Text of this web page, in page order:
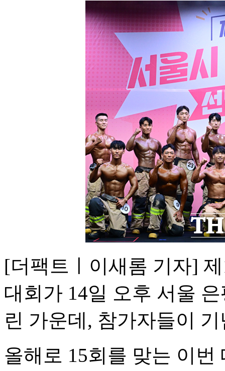
[더팩트ㅣ이새롬 기자]
대회가 14일 오후 서울
린 가운데, 참가자들이
올해로 15회를 맞는 이